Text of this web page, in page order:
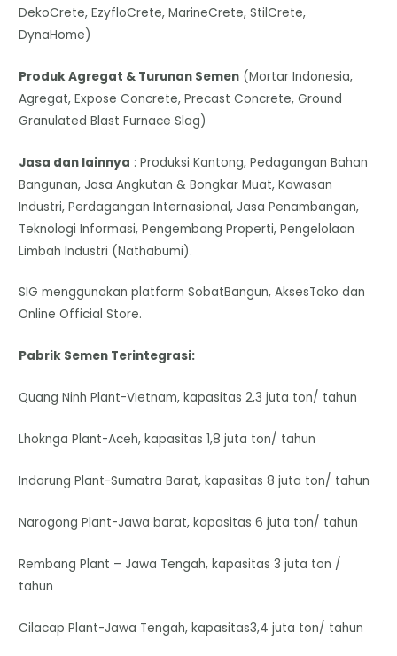
DekoCrete, EzyfloCrete, MarineCrete, StilCrete,
DynaHome)
Produk Agregat & Turunan Semen (Mortar Indonesia,
Agregat, Expose Concrete, Precast Concrete, Ground
Granulated Blast Furnace Slag)
Jasa dan lainnya : Produksi Kantong, Pedagangan Bahan
Bangunan, Jasa Angkutan & Bongkar Muat, Kawasan
Industri, Perdagangan Internasional, Jasa Penambangan,
Teknologi Informasi, Pengembang Properti, Pengelolaan
Limbah Industri (Nathabumi).
SIG menggunakan platform SobatBangun, AksesToko dan
Online Official Store.
Pabrik Semen Terintegrasi:
Quang Ninh Plant-Vietnam, kapasitas 2,3 juta ton/ tahun
Lhoknga Plant-Aceh, kapasitas 1,8 juta ton/ tahun
Indarung Plant-Sumatra Barat, kapasitas 8 juta ton/ tahun
Narogong Plant-Jawa barat, kapasitas 6 juta ton/ tahun
Rembang Plant – Jawa Tengah, kapasitas 3 juta ton /
tahun
Cilacap Plant-Jawa Tengah, kapasitas3,4 juta ton/ tahun